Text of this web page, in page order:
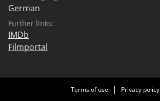
German
Further links:
IMDb
Filmportal
Terms of use Privacy policy